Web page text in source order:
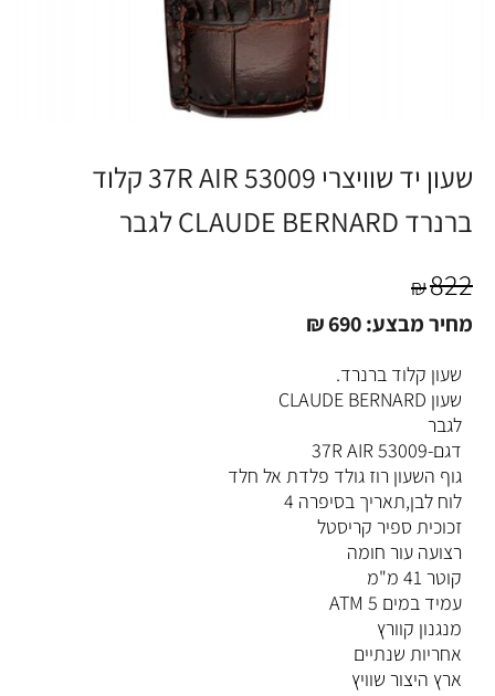
שעון יד שוויצרי 53009 37R AIR קלוד
ברנרד CLAUDE BERNARD לגבר
₪822
מחיר מבצע: ₪690
שעון קלוד ברנרד.
שעון CLAUDE BERNARD
לגבר
דגם-53009 37R AIR
גוף השעון רוז גולד פלדת אל חלד
לוח לבן,תאריך בסיפרה 4
זכוכית ספיר קריסטל
רצועה עור חומה
קוטר 41 מ"מ
עמיד במים 5 ATM
מנגנון קוורץ
אחריות שנתיים
ארץ היצור שוויץ